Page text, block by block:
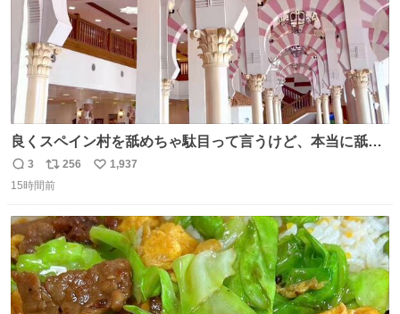
良くスペイン村を舐めちゃ駄目って言うけど、本当に舐め
ちゃ行けないのはスペィン村ホテル🏛🏨 だってロビーから
中庭抜けるだけでこの有様🤩 ディズニーホテル泊まってる
ニャは益々素晴らしい場所になってる
返
信
3
リ
ポ
ト
数
256
い
数
1,937
15時間前